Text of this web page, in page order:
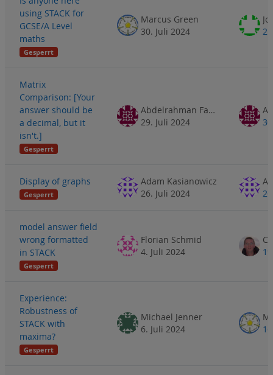
using STACK for
GCSE/A Level
maths
Gesperrt
Marcus Green
30. Juli 2024
2.
Matrix
Comparison: [Your
answer should be
a decimal, but it
isn't.]
Gesperrt
Abdelrahman Fathe
29. Juli 2024
Display of graphs
Gesperrt
Adam Kasianowicz
26. Juli 2024
model answer field
wrong formatted
in STACK
Gesperrt
Florian Schmid
4. Juli 2024
Experience:
Robustness of
STACK with
maxima?
Gesperrt
Michael Jenner
6. Juli 2024